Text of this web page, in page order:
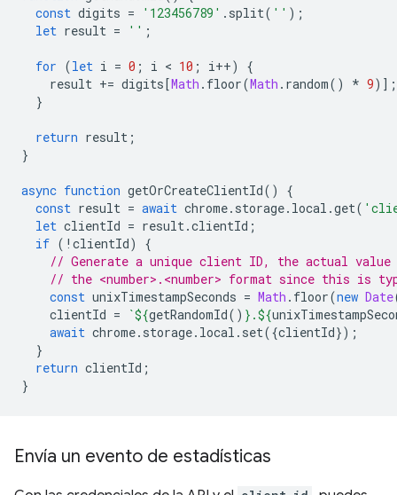
const digits = '123456789' . split( '' );
let result = '' ;
for (let i = 0 ; i < 10 ; i++)
{
result += digits[Math . floor(Math . random() * 9)];
}
return result ;
}
async function getOrCreateClientId()
{
const result = await chrome. storage. local .get(
let clientId = result.clientId ;
if ( ! clientId)
{
// Generate a unique client ID, the actual value
// the <number>.<number> format since this is
const unixTimestampSeconds = Math . floor(new Date
clientId = `${getRandomId() } .${
await chrome. storage. local . set({clientId});
}
return clientId ;
}
Envía un evento de estadísticas